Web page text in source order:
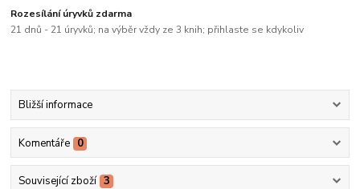
Rozesílání úryvků zdarma
21 dnů - 21 úryvků; na výběr vždy ze 3 knih; přihlaste se kdykoliv
Bližší informace
Komentáře 0
Související zboží 3